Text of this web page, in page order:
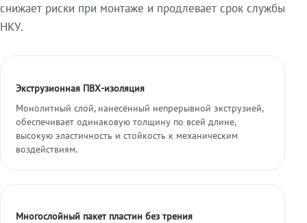
снижает риски при монтаже и продлевает срок службы
НКУ.
Экструзионная ПВХ-изоляция
Монолитный слой, нанесённый непрерывной экструзией,
обеспечивает одинаковую толщину по всей длине,
высокую эластичность и стойкость к механическим
воздействиям.
Многослойный пакет пластин без трения